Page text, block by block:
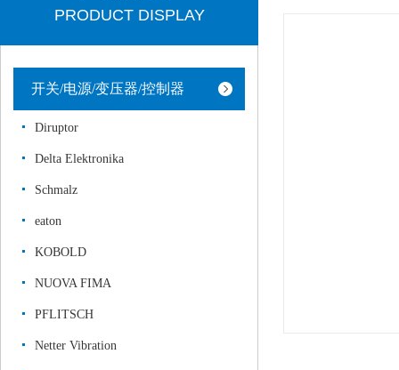
PRODUCT DISPLAY
开关/电源/变压器/控制器
Diruptor
Delta Elektronika
Schmalz
eaton
KOBOLD
NUOVA FIMA
PFLITSCH
Netter Vibration